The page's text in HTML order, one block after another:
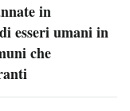
in
esseri umani in
che